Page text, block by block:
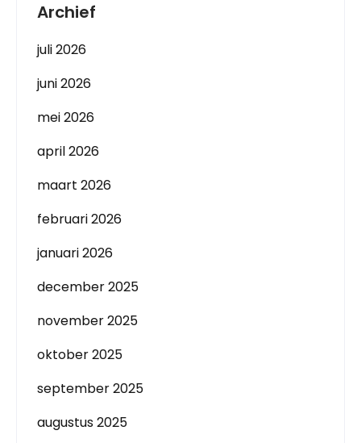
Archief
juli 2026
juni 2026
mei 2026
april 2026
maart 2026
februari 2026
januari 2026
december 2025
november 2025
oktober 2025
september 2025
augustus 2025